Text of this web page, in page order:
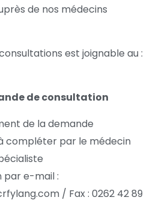
de nos médecins
est joignable au :
de consultation
de la demande
compléter par le médecin
par e-mail :
/ Fax : 0262 42 89